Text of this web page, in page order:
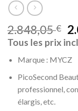
2.848,05€
Tous les prix
Marque : MYCZ
PicoSecond
professionnel,
élargis, etc.